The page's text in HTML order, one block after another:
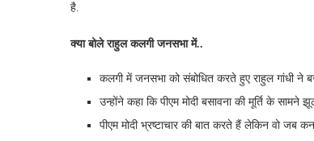
है.
क्या बोले राहुल कलगी जनसभा में..
कलगी में जनसभा को संबोधित करते हुए राहुल गांधी ने
उन्होंने कहा कि पीएम मोदी बसावना की मूर्ति के सामने
पीएम मोदी भ्रष्टाचार की बात करते हैं लेकिन वो